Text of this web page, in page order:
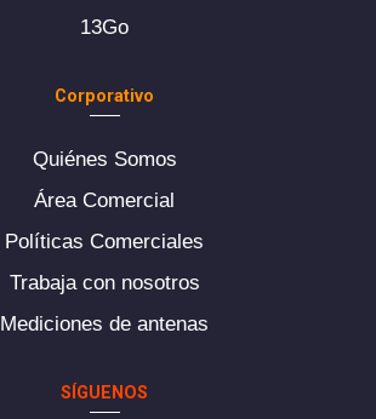
13Go
Corporativo
Quiénes Somos
Área Comercial
Políticas Comerciales
Trabaja con nosotros
Mediciones de antenas
SÍGUENOS